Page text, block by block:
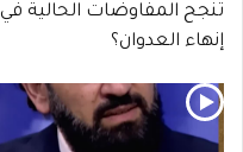
تنجح المفاوضات الحالية في
إنهاء العدوان؟